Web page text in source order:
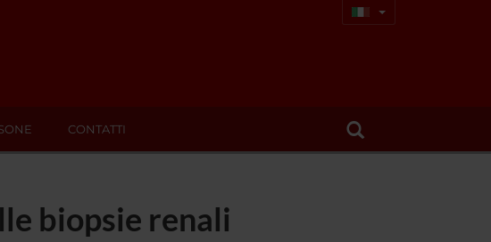
CONTATTI
biopsie renali